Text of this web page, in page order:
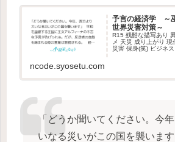
予言の経済学 ～
世界災害対策～
R15 残酷な描写あり
メ 天災 成り上がり
災害 保身(笑) ビジネ
ncode.syosetu.com
「どうか聞いてください。今
いなる災いがこの国を襲います